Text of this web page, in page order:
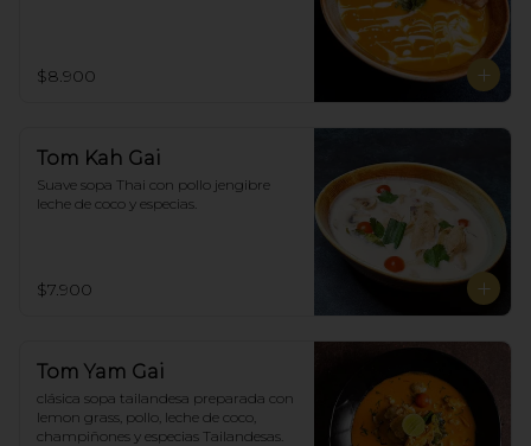
$8.900
Tom Kah Gai
Suave sopa Thai con pollo jengibre
leche de coco y especias.
$7.900
Tom Yam Gai
clásica sopa tailandesa preparada con
lemon grass, pollo, leche de coco,
champiñones y especias Tailandesas.